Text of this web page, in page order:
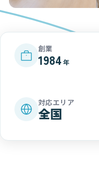
創業
1984 年
対応エリア
全国